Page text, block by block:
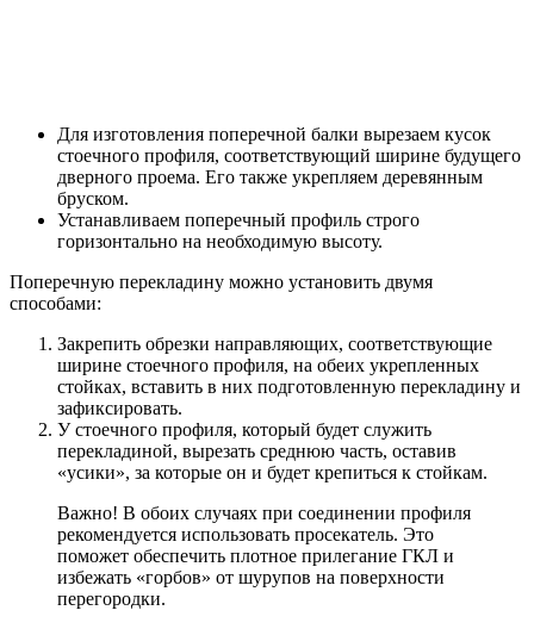
Для изготовления поперечной балки вырезаем кусок
стоечного профиля, соответствующий ширине будущего
дверного проема. Его также укрепляем деревянным
бруском.
Устанавливаем поперечный профиль строго
горизонтально на необходимую высоту.
Поперечную перекладину можно установить двумя
способами:
Закрепить обрезки направляющих, соответствующие
ширине стоечного профиля, на обеих укрепленных
стойках, вставить в них подготовленную перекладину и
зафиксировать.
У стоечного профиля, который будет служить
перекладиной, вырезать среднюю часть, оставив
«усики», за которые он и будет крепиться к стойкам.
Важно! В обоих случаях при соединении профиля
рекомендуется использовать просекатель. Это
поможет обеспечить плотное прилегание ГКЛ и
избежать «горбов» от шурупов на поверхности
перегородки.